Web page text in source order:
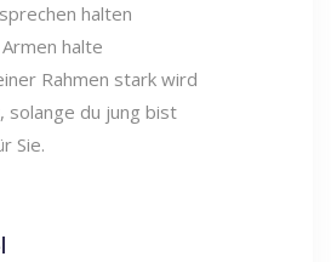
halten
halte
Rahmen stark wird
solange du jung bist
Sie.